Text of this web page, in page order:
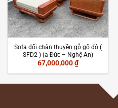
Sofa đối chân thuyền gỗ gõ đỏ (
SFD2 ) (a Đức – Nghệ An)
67,000,000₫